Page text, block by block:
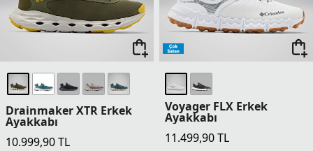
Drainmaker XTR Erkek
Ayakkabı
10.999,90TL
Voyager FLX Erkek
Ayakkabı
11.499,90TL